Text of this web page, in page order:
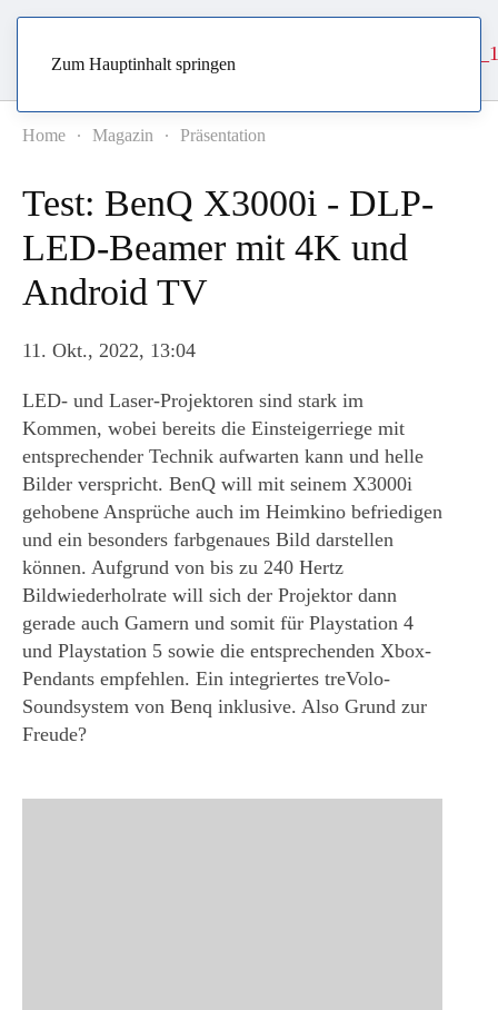
Zum Hauptinhalt springen
Home Magazin Präsentation
Test: BenQ X3000i - DLP-
LED-Beamer mit 4K und
Android TV
11. Okt., 2022, 13:04
LED- und Laser-Projektoren sind stark im
Kommen, wobei bereits die Einsteigerriege mit
entsprechender Technik aufwarten kann und helle
Bilder verspricht. BenQ will mit seinem X3000i
gehobene Ansprüche auch im Heimkino befriedigen
und ein besonders farbgenaues Bild darstellen
können. Aufgrund von bis zu 240 Hertz
Bildwiederholrate will sich der Projektor dann
gerade auch Gamern und somit für Playstation 4
und Playstation 5 sowie die entsprechenden Xbox-
Pendants empfehlen. Ein integriertes treVolo-
Soundsystem von Benq inklusive. Also Grund zur
Freude?